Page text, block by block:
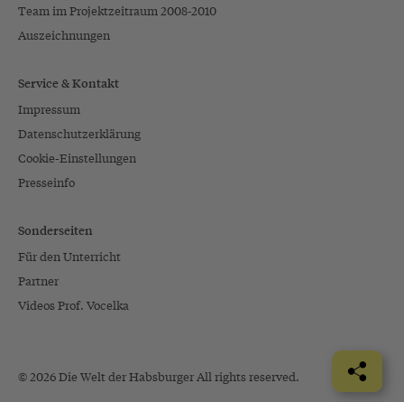
Team im Projektzeitraum 2008-2010
Auszeichnungen
Service & Kontakt
Impressum
Datenschutzerklärung
Cookie-Einstellungen
Presseinfo
Sonderseiten
Für den Unterricht
Partner
Videos Prof. Vocelka
© 2026 Die Welt der Habsburger All rights reserved.